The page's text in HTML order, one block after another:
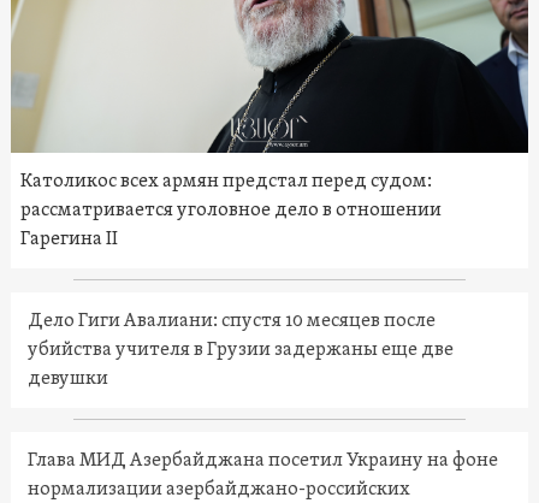
Католикос всех армян предстал перед судом:
рассматривается уголовное дело в отношении
Гарегина II
Дело Гиги Авалиани: спустя 10 месяцев после
убийства учителя в Грузии задержаны еще две
девушки
Глава МИД Азербайджана посетил Украину на фоне
нормализации азербайджано-российских